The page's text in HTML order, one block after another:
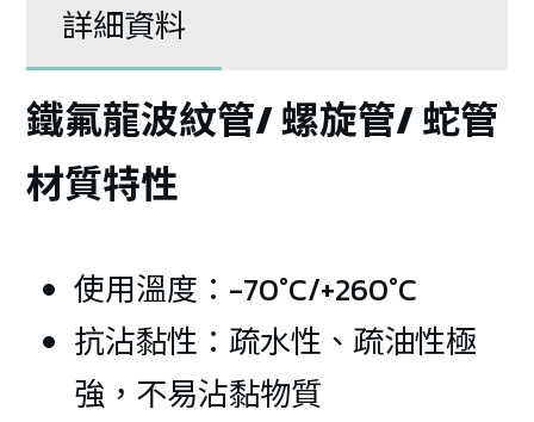
詳細資料
鐵氟龍波紋管/ 螺旋管/ 蛇管
材質特性
使用溫度：-70°C/+260°C
抗沾黏性：疏水性、疏油性極
強，不易沾黏物質